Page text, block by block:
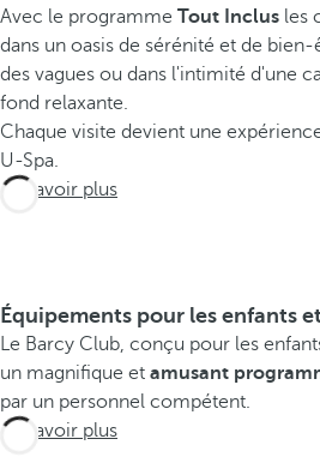
Avec le programme Tout Inclus les
dans un oasis de sérénité et de
des vagues ou dans l'intimité d'une
fond relaxante.
Chaque visite devient une
U-Spa.
En savoir plus
Équipements pour les enfants
Le Barcy Club, conçu pour les
un magnifique et amusant
par un personnel compétent.
En savoir plus